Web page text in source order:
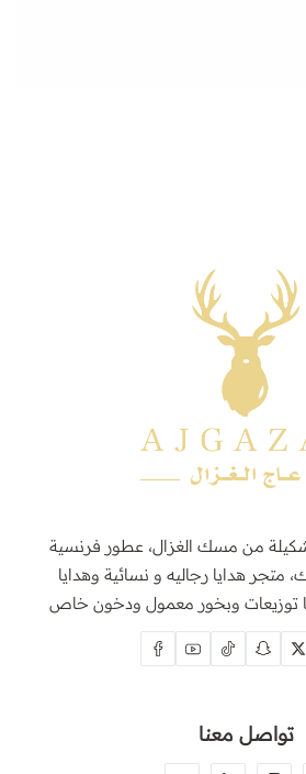
من مسك الغزال، عطور فرنسية
متجر هدايا رجاليه و نسائية وهدايا
توزيعات وبخور معمول ودخون خاص
تواصل معنا